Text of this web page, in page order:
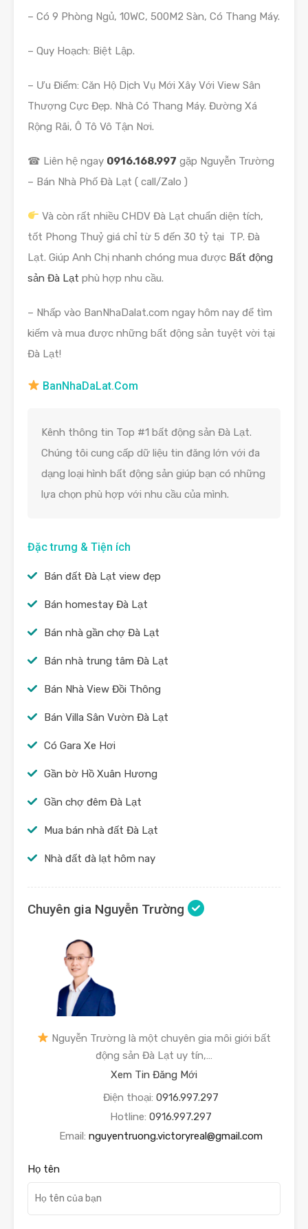
– Có 9 Phòng Ngủ, 10WC, 500M2 Sàn, Có Thang Máy.
– Quy Hoạch: Biệt Lập.
– Ưu Điểm: Căn Hộ Dịch Vụ Mới Xây Với View Sân
Thượng Cực Đẹp. Nhà Có Thang Máy. Đường Xá
Rộng Rãi, Ô Tô Vô Tận Nơi.
☎ Liên hệ ngay 0916.168.997 gặp Nguyễn Trường
– Bán Nhà Phố Đà Lạt ( call/Zalo )
Và còn rất nhiều CHDV Đà Lạt chuẩn diện tích,
tốt Phong Thuỷ giá chỉ từ 5 đến 30 tỷ tại TP. Đà
Lạt. Giúp Anh Chị nhanh chóng mua được Bất động
sản Đà Lạt phù hợp nhu cầu.
– Nhấp vào BanNhaDalat.com ngay hôm nay để tìm
kiếm và mua được những bất động sản tuyệt vời tại
Đà Lạt!
BanNhaDaLat.Com
Kênh thông tin Top #1 bất động sản Đà Lạt.
Chúng tôi cung cấp dữ liệu tin đăng lớn với đa
dạng loại hình bất động sản giúp bạn có những
lựa chọn phù hợp với nhu cầu của mình.
Đặc trưng & Tiện ích
Bán đất Đà Lạt view đẹp
Bán homestay Đà Lạt
Bán nhà gần chợ Đà Lạt
Bán nhà trung tâm Đà Lạt
Bán Nhà View Đồi Thông
Bán Villa Sân Vườn Đà Lạt
Có Gara Xe Hơi
Gần bờ Hồ Xuân Hương
Gần chợ đêm Đà Lạt
Mua bán nhà đất Đà Lạt
Nhà đất đà lạt hôm nay
Chuyên gia Nguyễn Trường
Nguyễn Trường là một chuyên gia môi giới bất
động sản Đà Lạt uy tín,…
Xem Tin Đăng Mới
Điện thoại: 0916.997.297
Hotline: 0916.997.297
Email: nguyentruong.victoryreal@gmail.com
Họ tên